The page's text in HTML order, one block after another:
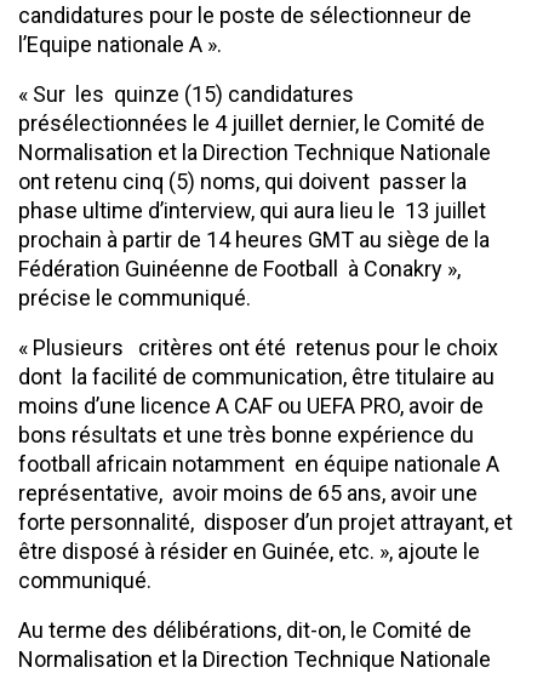
candidatures pour le poste de sélectionneur de
l’Equipe nationale A ».
« Sur les quinze (15) candidatures
présélectionnées le 4 juillet dernier, le Comité de
Normalisation et la Direction Technique Nationale
ont retenu cinq (5) noms, qui doivent passer la
phase ultime d’interview, qui aura lieu le 13 juillet
prochain à partir de 14 heures GMT au siège de la
Fédération Guinéenne de Football à Conakry »,
précise le communiqué.
« Plusieurs critères ont été retenus pour le choix
dont la facilité de communication, être titulaire au
moins d’une licence A CAF ou UEFA PRO, avoir de
bons résultats et une très bonne expérience du
football africain notamment en équipe nationale A
représentative, avoir moins de 65 ans, avoir une
forte personnalité, disposer d’un projet attrayant, et
être disposé à résider en Guinée, etc. », ajoute le
communiqué.
Au terme des délibérations, dit-on, le Comité de
Normalisation et la Direction Technique Nationale